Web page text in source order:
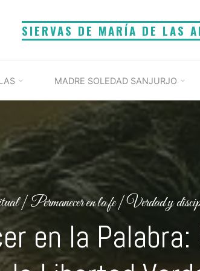
SIERVAS DE MARÍA DE LAS
MADRE SOLEDAD SANJURJO
|Permanecer en la fe|Verdad y
en la